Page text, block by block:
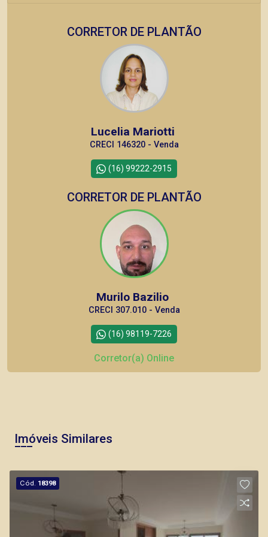
CORRETOR DE PLANTÃO
Lucelia Mariotti
CRECI 146320 - Venda
(16) 99222-2915
CORRETOR DE PLANTÃO
Murilo Bazilio
CRECI 307.010 - Venda
(16) 98119-7226
Corretor(a) Online
CRECI 82740 - Venda
(16) 99137-0754
Imóveis Similares
Cód. 18398